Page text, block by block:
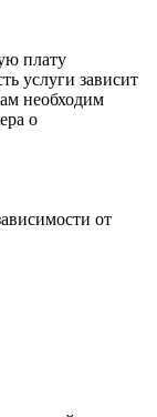
плату
услуги зависит
необходим
о
от